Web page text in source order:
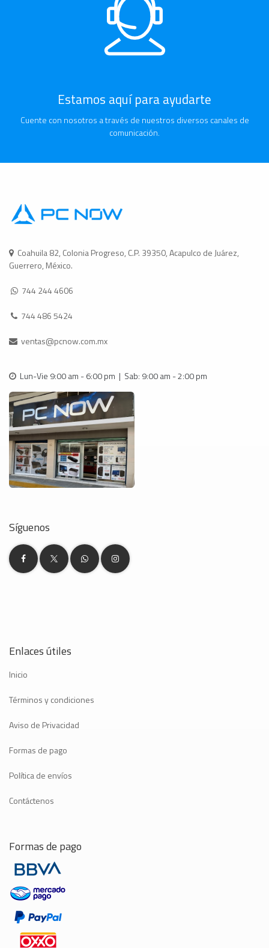
Estamos aquí para ayudarte
Cuente con nosotros a través de nuestros diversos canales de
comunicación.
Coahuila 82, Colonia Progreso, C.P. 39350, Acapulco de Juárez,
Guerrero, México.
744 244 4606
744 486 5424
ventas@pcnow.com.mx
Lun-Vie 9:00 am - 6:00 pm | Sab: 9:00 am - 2:00 pm
Síguenos
Enlaces útiles
Inicio
Términos y condiciones
Aviso de Privacidad
Formas de pago
Política de envíos
Contáctenos
Formas de pago